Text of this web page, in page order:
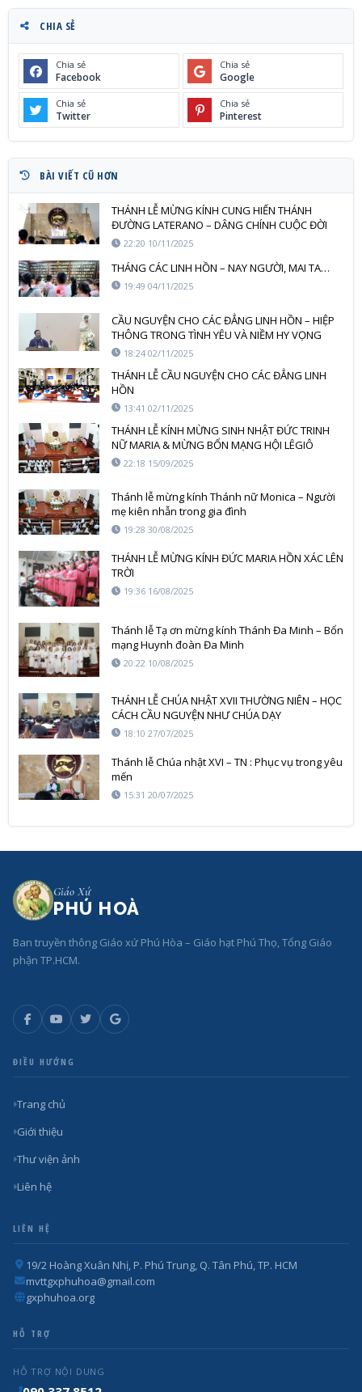
CHIA SẺ
Chia sẻ
Facebook
Chia sẻ
Google
Chia sẻ
Twitter
Chia sẻ
Pinterest
BÀI VIẾT CŨ HƠN
THÁNH LỄ MỪNG KÍNH CUNG HIẾN THÁNH
ĐƯỜNG LATERANO – DÂNG CHÍNH CUỘC ĐỜI
MÌNH NHƯ NGÔI ĐỀN SỐNG
22:20 10/11/2025
THÁNG CÁC LINH HỒN – NAY NGƯỜI, MAI TA…
19:49 04/11/2025
CẦU NGUYỆN CHO CÁC ĐẲNG LINH HỒN – HIỆP
THÔNG TRONG TÌNH YÊU VÀ NIỀM HY VỌNG
18:24 02/11/2025
THÁNH LỄ CẦU NGUYỆN CHO CÁC ĐẲNG LINH
HỒN
13:41 02/11/2025
THÁNH LỄ KÍNH MỪNG SINH NHẬT ĐỨC TRINH
NỮ MARIA & MỪNG BỔN MẠNG HỘI LÊGIÔ
MARIE
22:18 15/09/2025
Thánh lễ mừng kính Thánh nữ Monica – Người
mẹ kiên nhẫn trong gia đình
19:28 30/08/2025
THÁNH LỄ MỪNG KÍNH ĐỨC MARIA HỒN XÁC LÊN
TRỜI
19:36 16/08/2025
Thánh lễ Tạ ơn mừng kính Thánh Đa Minh – Bổn
mạng Huynh đoàn Đa Minh
20:22 10/08/2025
THÁNH LỄ CHÚA NHẬT XVII THƯỜNG NIÊN – HỌC
CÁCH CẦU NGUYỆN NHƯ CHÚA DẠY
18:10 27/07/2025
Thánh lễ Chúa nhật XVI – TN : Phục vụ trong yêu
mến
15:31 20/07/2025
Giáo Xứ
PHÚ HOÀ
Ban truyền thông Giáo xứ Phú Hòa – Giáo hạt Phú Thọ, Tổng Giáo
phận TP.HCM.
ĐIỀU HƯỚNG
Trang chủ
Giới thiệu
Thư viện ảnh
Liên hệ
LIÊN HỆ
19/2 Hoàng Xuân Nhị, P. Phú Trung, Q. Tân Phú, TP. HCM
mvttgxphuhoa@gmail.com
gxphuhoa.org
HỖ TRỢ
HỖ TRỢ NỘI DUNG